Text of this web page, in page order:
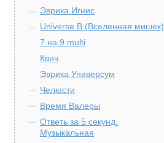
Эврика Игнис
Universe B (Вселенная мишек)
7 на 9 multi
Квич
Эврика Универсум
Челюсти
Время Валеры
Ответь за 5 секунд.
Музыкальная